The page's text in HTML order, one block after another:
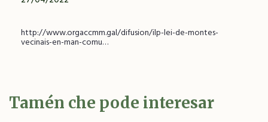
http://www.orgaccmm.gal/difusion/ilp-lei-de-montes-
vecinais-en-man-comu…
Tamén che pode interesar